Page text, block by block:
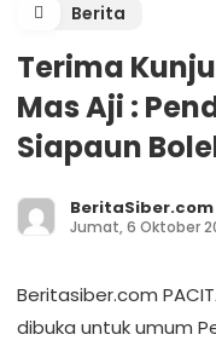
Berita
Terima
Mas Aji :
Siapaun
BeritaSiber.com
Jumat, 6 Oktober
Beritasiber.com
dibuka untuk umum